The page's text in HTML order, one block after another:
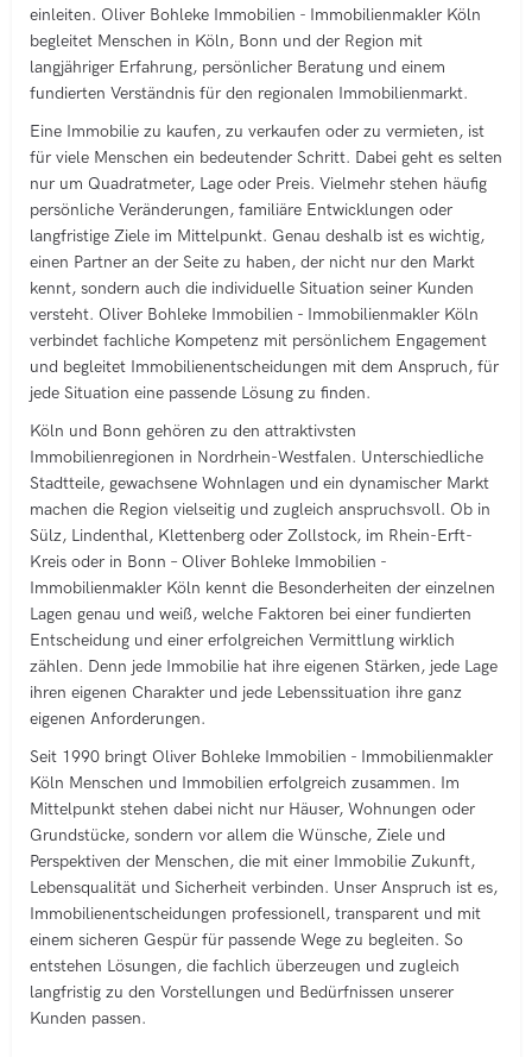
einleiten. Oliver Bohleke Immobilien - Immobilienmakler Köln
begleitet Menschen in Köln, Bonn und der Region mit
langjähriger Erfahrung, persönlicher Beratung und einem
fundierten Verständnis für den regionalen Immobilienmarkt.
Eine Immobilie zu kaufen, zu verkaufen oder zu vermieten, ist
für viele Menschen ein bedeutender Schritt. Dabei geht es selten
nur um Quadratmeter, Lage oder Preis. Vielmehr stehen häufig
persönliche Veränderungen, familiäre Entwicklungen oder
langfristige Ziele im Mittelpunkt. Genau deshalb ist es wichtig,
einen Partner an der Seite zu haben, der nicht nur den Markt
kennt, sondern auch die individuelle Situation seiner Kunden
versteht. Oliver Bohleke Immobilien - Immobilienmakler Köln
verbindet fachliche Kompetenz mit persönlichem Engagement
und begleitet Immobilienentscheidungen mit dem Anspruch, für
jede Situation eine passende Lösung zu finden.
Köln und Bonn gehören zu den attraktivsten
Immobilienregionen in Nordrhein-Westfalen. Unterschiedliche
Stadtteile, gewachsene Wohnlagen und ein dynamischer Markt
machen die Region vielseitig und zugleich anspruchsvoll. Ob in
Sülz, Lindenthal, Klettenberg oder Zollstock, im Rhein-Erft-
Kreis oder in Bonn – Oliver Bohleke Immobilien -
Immobilienmakler Köln kennt die Besonderheiten der einzelnen
Lagen genau und weiß, welche Faktoren bei einer fundierten
Entscheidung und einer erfolgreichen Vermittlung wirklich
zählen. Denn jede Immobilie hat ihre eigenen Stärken, jede Lage
ihren eigenen Charakter und jede Lebenssituation ihre ganz
eigenen Anforderungen.
Seit 1990 bringt Oliver Bohleke Immobilien - Immobilienmakler
Köln Menschen und Immobilien erfolgreich zusammen. Im
Mittelpunkt stehen dabei nicht nur Häuser, Wohnungen oder
Grundstücke, sondern vor allem die Wünsche, Ziele und
Perspektiven der Menschen, die mit einer Immobilie Zukunft,
Lebensqualität und Sicherheit verbinden. Unser Anspruch ist es,
Immobilienentscheidungen professionell, transparent und mit
einem sicheren Gespür für passende Wege zu begleiten. So
entstehen Lösungen, die fachlich überzeugen und zugleich
langfristig zu den Vorstellungen und Bedürfnissen unserer
Kunden passen.